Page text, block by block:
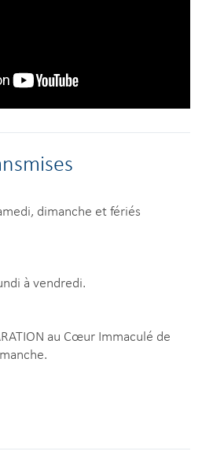
dimanche et fériés
à vendredi.
au Cœur Immaculé de